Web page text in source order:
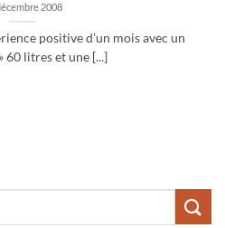
2008
positive d’un mois avec un
60 litres et une [...]